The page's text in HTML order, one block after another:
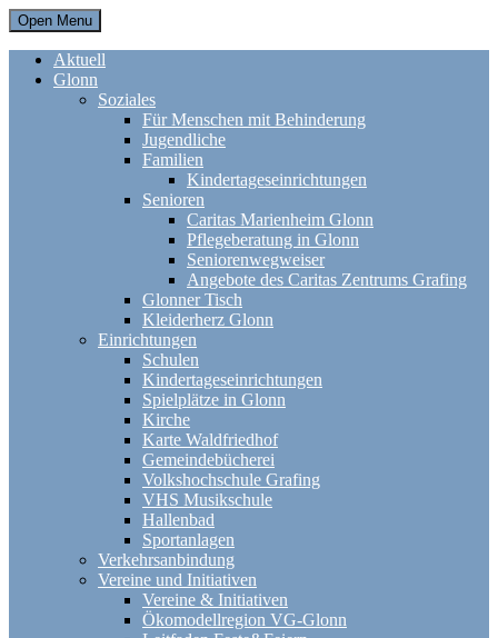
Open Menu
Aktuell
Glonn
Soziales
Für Menschen mit Behinderung
Jugendliche
Familien
Kindertageseinrichtungen
Senioren
Caritas Marienheim Glonn
Pflegeberatung in Glonn
Seniorenwegweiser
Angebote des Caritas Zentrums Grafing
Glonner Tisch
Kleiderherz Glonn
Einrichtungen
Schulen
Kindertageseinrichtungen
Spielplätze in Glonn
Kirche
Karte Waldfriedhof
Gemeindebücherei
Volkshochschule Grafing
VHS Musikschule
Hallenbad
Sportanlagen
Verkehrsanbindung
Vereine und Initiativen
Vereine & Initiativen
Ökomodellregion VG-Glonn